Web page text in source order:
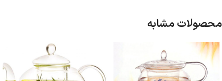
محصولات مشابه